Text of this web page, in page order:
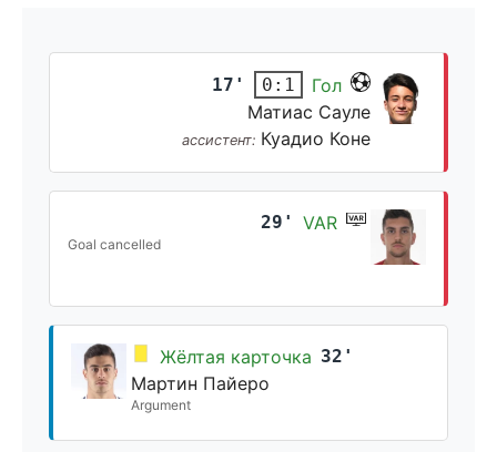
17' 0:1
Гол
Матиас Сауле
ассистент: Куадио Коне
29' VAR
Goal cancelled
Жёлтая карточка 32'
Мартин Пайеро
Argument